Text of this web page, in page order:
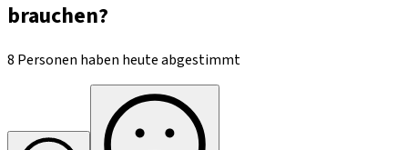
brauchen?
8 Personen haben heute abgestimmt